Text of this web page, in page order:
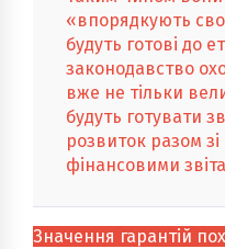
«впорядкують
будуть готові до
законодавство
вже не тільки
будуть готувати
розвиток разом
фінансовими
Значення гарантій